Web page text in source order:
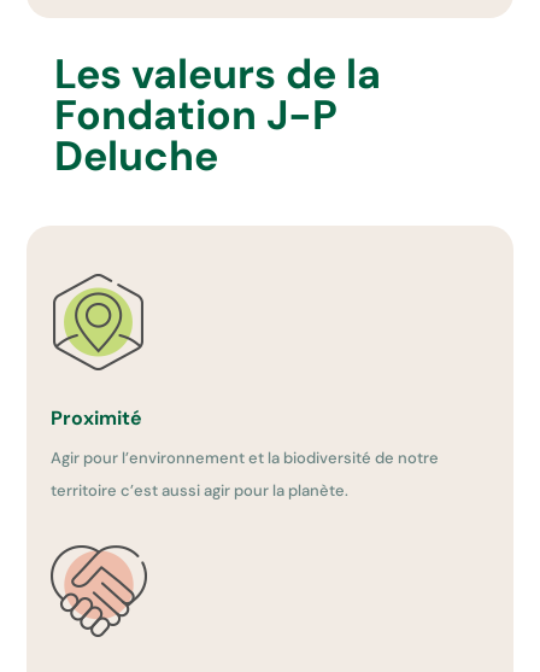
Les valeurs de la
Fondation J-P
Deluche
Proximité
Agir pour l’environnement et la biodiversité de notre
territoire c’est aussi agir pour la planète.